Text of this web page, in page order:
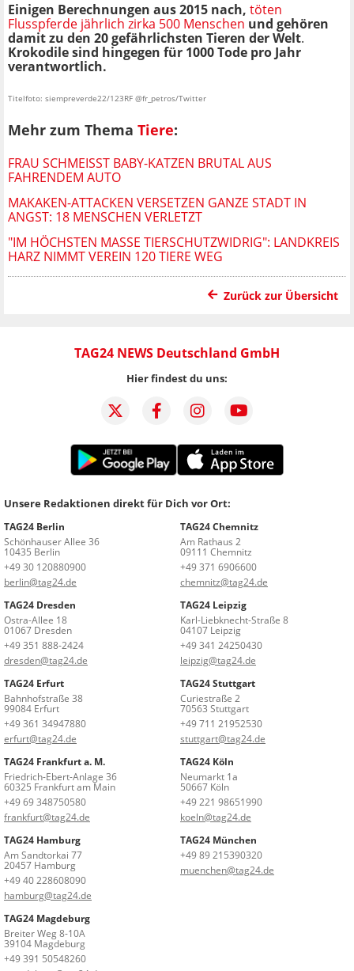
Einigen Berechnungen aus 2015 nach, töten
Flusspferde jährlich zirka 500 Menschen und gehören
damit zu den 20 gefährlichsten Tieren der Welt.
Krokodile sind hingegen für 1000 Tode pro Jahr
verantwortlich.
Titelfoto: siempreverde22/123RF @fr_petros/Twitter
Mehr zum Thema Tiere:
FRAU SCHMEISST BABY-KATZEN BRUTAL AUS F
AHRENDEM AUTO
MAKAKEN-ATTACKEN VERSETZEN GANZE STADT IN
ANGST: 18 MENSCHEN VERLETZT
"IM HÖCHSTEN MASSE TIERSCHUTZWIDRIG": LANDKREIS H
ARZ NIMMT VEREIN 120 TIERE WEG
Zurück zur Übersicht
TAG24 NEWS Deutschland GmbH
Hier findest du uns:
Unsere Redaktionen direkt für Dich vor Ort:
TAG24 Berlin
Schönhauser Allee 36
10435 Berlin
+49 30 120880900
berlin@tag24.de
TAG24 Chemnitz
Am Rathaus 2
09111 Chemnitz
+49 371 6906600
chemnitz@tag24.de
TAG24 Dresden
Ostra-Allee 18
01067 Dresden
+49 351 888-2424
dresden@tag24.de
TAG24 Leipzig
Karl-Liebknecht-Straße 8
04107 Leipzig
+49 341 24250430
leipzig@tag24.de
TAG24 Erfurt
Bahnhofstraße 38
99084 Erfurt
+49 361 34947880
erfurt@tag24.de
TAG24 Stuttgart
Curiestraße 2
70563 Stuttgart
+49 711 21952530
stuttgart@tag24.de
TAG24 Frankfurt a. M.
Friedrich-Ebert-Anlage 36
60325 Frankfurt am Main
+49 69 348750580
frankfurt@tag24.de
TAG24 Köln
Neumarkt 1a
50667 Köln
+49 221 98651990
koeln@tag24.de
TAG24 Hamburg
Am Sandtorkai 77
20457 Hamburg
+49 40 228608090
hamburg@tag24.de
TAG24 München
+49 89 215390320
muenchen@tag24.de
TAG24 Magdeburg
Breiter Weg 8-10A
39104 Magdeburg
+49 391 50548260